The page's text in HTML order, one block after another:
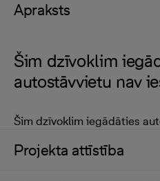
Apraksts
Šim dzīvoklim
autostāvvietu nav
Šim dzīvoklim iegādāties
Projekta attīstība